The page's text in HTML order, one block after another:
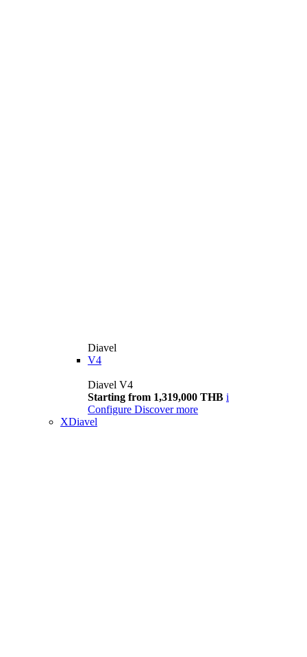
Diavel
V4
Diavel V4
Starting from 1,319,000 THB i
Configure Discover more
XDiavel